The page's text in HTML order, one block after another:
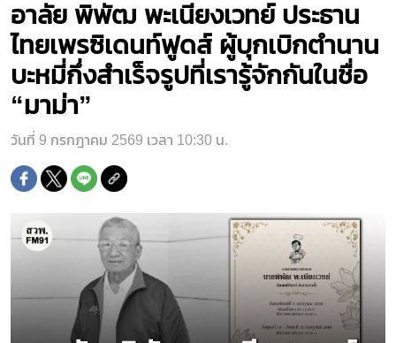
อาลัย พิพัฒ พะเนียงเวทย์ ประธาน
ไทยเพรซิเดนท์ฟูดส์ ผู้บุกเบิกตำนาน
บะหมี่กึ่งสำเร็จรูปที่เรารู้จักกันในชื่อ
“มาม่า”
วันที่ 9 กรกฎาคม 2569 เวลา 10:30 น.